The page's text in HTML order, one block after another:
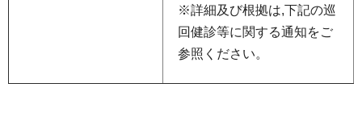
※詳細及び根拠は,下記の巡
回健診等に関する通知をご
参照ください。